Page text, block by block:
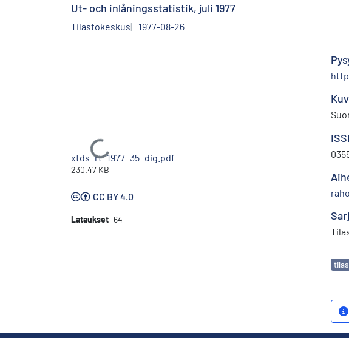
Ut- och inlåningsstatistik, juli 1977
Tilastokeskus 1977-08-26
Ladataan...
xtds_rt_1977_35_dig.pdf
230.47 KB
CC BY 4.0
Lataukset 64